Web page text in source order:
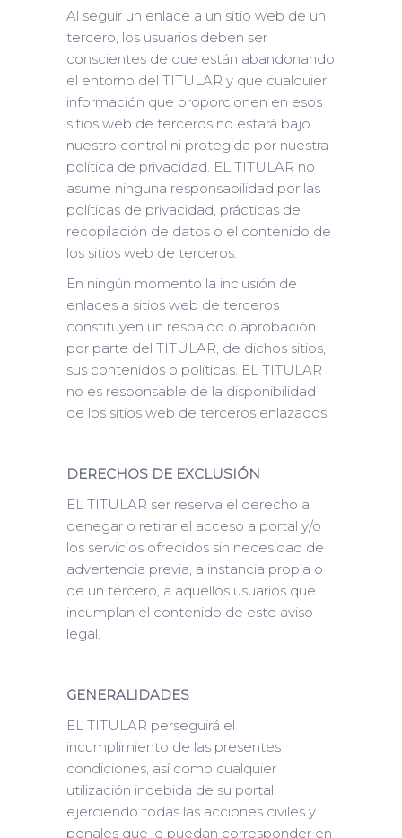
Al seguir un enlace a un sitio web de un
tercero, los usuarios deben ser
conscientes de que están abandonando
el entorno del TITULAR y que cualquier
información que proporcionen en esos
sitios web de terceros no estará bajo
nuestro control ni protegida por nuestra
política de privacidad. EL TITULAR no
asume ninguna responsabilidad por las
políticas de privacidad, prácticas de
recopilación de datos o el contenido de
los sitios web de terceros.
En ningún momento la inclusión de
enlaces a sitios web de terceros
constituyen un respaldo o aprobación
por parte del TITULAR, de dichos sitios,
sus contenidos o políticas. EL TITULAR
no es responsable de la disponibilidad
de los sitios web de terceros enlazados.
DERECHOS DE EXCLUSIÓN
EL TITULAR ser reserva el derecho a
denegar o retirar el acceso a portal y/o
los servicios ofrecidos sin necesidad de
advertencia previa, a instancia propia o
de un tercero, a aquellos usuarios que
incumplan el contenido de este aviso
legal.
GENERALIDADES
EL TITULAR perseguirá el
incumplimiento de las presentes
condiciones, así como cualquier
utilización indebida de su portal
ejerciendo todas las acciones civiles y
penales que le puedan corresponder en